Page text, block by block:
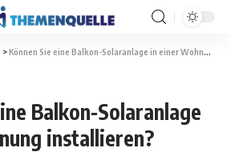
>Können Sie eine Balkon-Solaranlage in einer Wohnung installieren?
Balkon-Solaranlage
installieren?